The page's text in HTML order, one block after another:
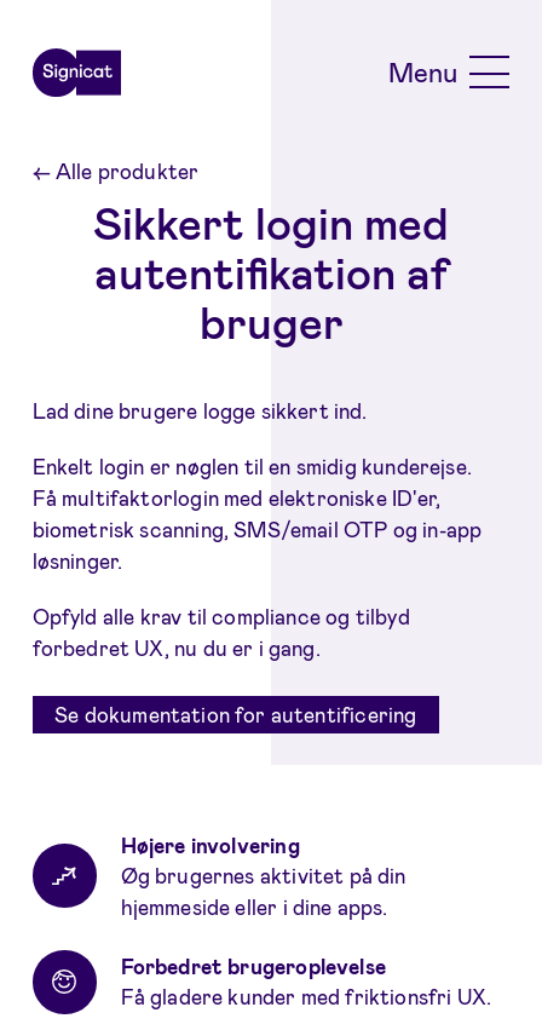
Menu
←Alle produkter
Sikkert login med
autentifikation af
bruger
Lad dine brugere logge sikkert ind.
Enkelt login er nøglen til en smidig kunderejse.
Få multifaktorlogin med elektroniske ID'er,
biometrisk scanning, SMS/email OTP og in-app
løsninger.
Opfyld alle krav til compliance og tilbyd
forbedret UX, nu du er i gang.
Se dokumentation for autentificering
Fordele
Højere involvering
Øg brugernes aktivitet på din
hjemmeside eller i dine apps.
Forbedret brugeroplevelse
Få gladere kunder med friktionsfri UX.